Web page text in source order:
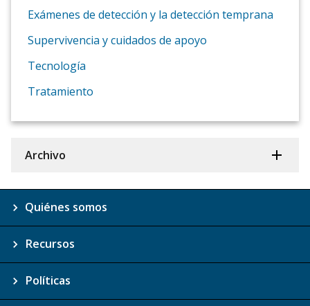
Exámenes de detección y la detección temprana
Supervivencia y cuidados de apoyo
Tecnología
Tratamiento
Archivo
Quiénes somos
Recursos
Políticas